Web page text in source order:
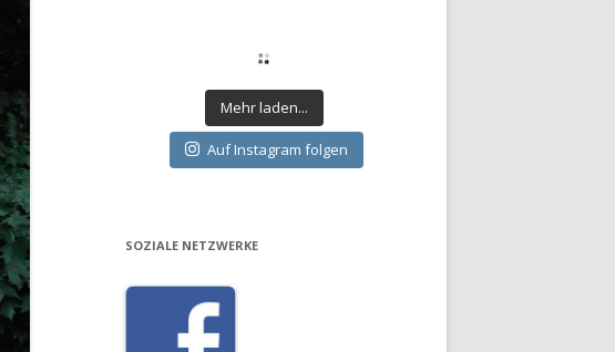
Mehr laden...
Auf Instagram folgen
SOZIALE NETZWERKE